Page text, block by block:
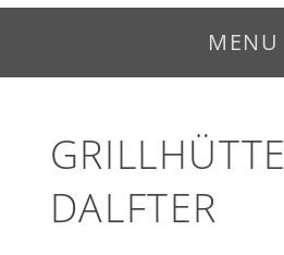
MENU
GRILLHÜTTE
DALFTER